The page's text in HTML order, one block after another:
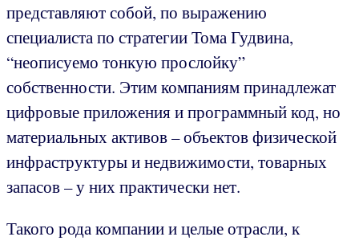
представляют собой, по выражению
специалиста по стратегии Тома Гудвина,
“неописуемо тонкую прослойку”
собственности. Этим компаниям принадлежат
цифровые приложения и программный код, но
материальных активов – объектов физической
инфраструктуры и недвижимости, товарных
запасов – у них практически нет.
Такого рода компании и целые отрасли, к